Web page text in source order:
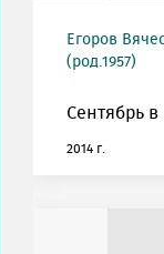
Егоров
(род.1957)
Сентябрь
2014 г.